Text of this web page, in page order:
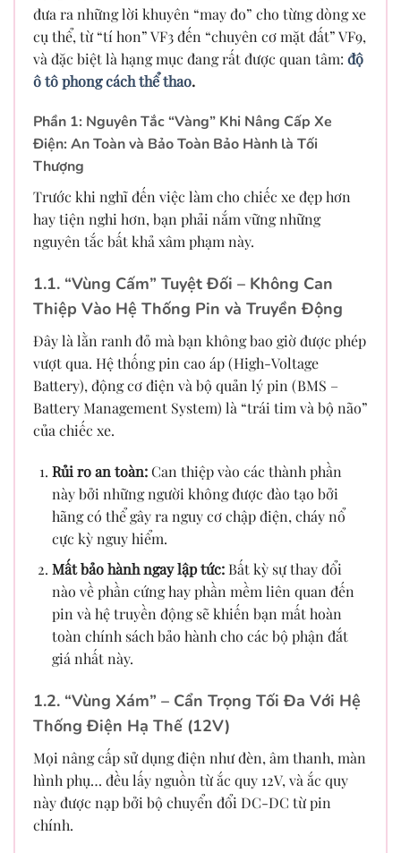
đưa ra những lời khuyên “may đo” cho từng dòng xe
cụ thể, từ “tí hon” VF3 đến “chuyên cơ mặt đất” VF9,
và đặc biệt là hạng mục đang rất được quan tâm: độ
ô tô phong cách thể thao.
Phần 1: Nguyên Tắc “Vàng” Khi Nâng Cấp Xe
Điện: An Toàn và Bảo Toàn Bảo Hành là Tối
Thượng
Trước khi nghĩ đến việc làm cho chiếc xe đẹp hơn
hay tiện nghi hơn, bạn phải nắm vững những
nguyên tắc bất khả xâm phạm này.
1.1. “Vùng Cấm” Tuyệt Đối – Không Can
Thiệp Vào Hệ Thống Pin và Truyền Động
Đây là lằn ranh đỏ mà bạn không bao giờ được phép
vượt qua. Hệ thống pin cao áp (High-Voltage
Battery), động cơ điện và bộ quản lý pin (BMS –
Battery Management System) là “trái tim và bộ não”
của chiếc xe.
Rủi ro an toàn:Can thiệp vào các thành phần
này bởi những người không được đào tạo bởi
hãng có thể gây ra nguy cơ chập điện, cháy nổ
cực kỳ nguy hiểm.
Mất bảo hành ngay lập tức:Bất kỳ sự thay đổi
nào về phần cứng hay phần mềm liên quan đến
pin và hệ truyền động sẽ khiến bạn mất hoàn
toàn chính sách bảo hành cho các bộ phận đắt
giá nhất này.
1.2. “Vùng Xám” – Cẩn Trọng Tối Đa Với Hệ
Thống Điện Hạ Thế (12V)
Mọi nâng cấp sử dụng điện như đèn, âm thanh, màn
hình phụ… đều lấy nguồn từ ắc quy 12V, và ắc quy
này được nạp bởi bộ chuyển đổi DC-DC từ pin
chính.